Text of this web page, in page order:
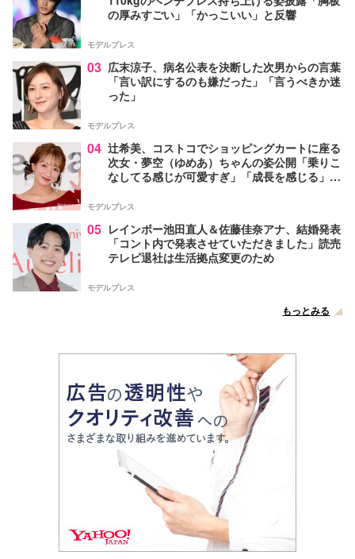
の厚みすごい」「かっこいい」と反響
モデルプレス
03 広末涼子、病名公表を決断した次男からの言葉
「言い訳にするのも嫌だった」「言うべきか迷
った」
モデルプレス
04 辻希美、コストコでショッピングカートに座る
次女・夢空（ゆめあ）ちゃんの姿公開「乗りこ
なしてる感じが可愛すぎ」「成長を感じる」の
モデルプレス
05 レインボー池田直人＆佐藤佳奈アナ、結婚発表
「コント内で発表させていただきました」読売
テレビ退社は生活拠点変更のため
モデルプレス
もっとみる